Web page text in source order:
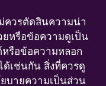
ควรตัดสินความน่า
หรือข้อความดูเป็น
หรือข้อความหลอก
ด้เช่นกัน สิ่งที่ควรดู
บายความเป็นส่วน